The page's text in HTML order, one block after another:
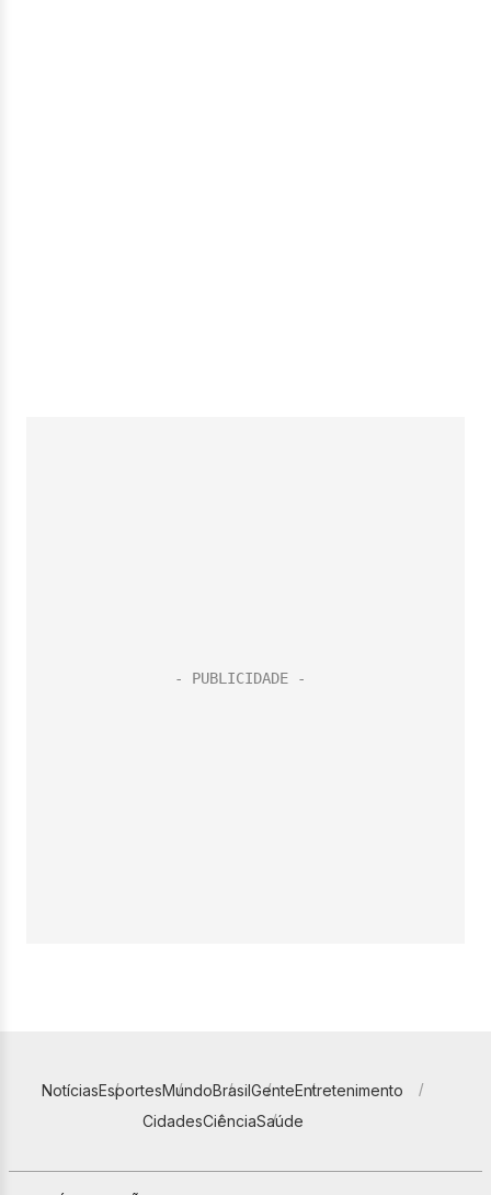
NotíciasEsportesMundoBrasilGenteEntretenimento
CidadesCiênciaSaúde